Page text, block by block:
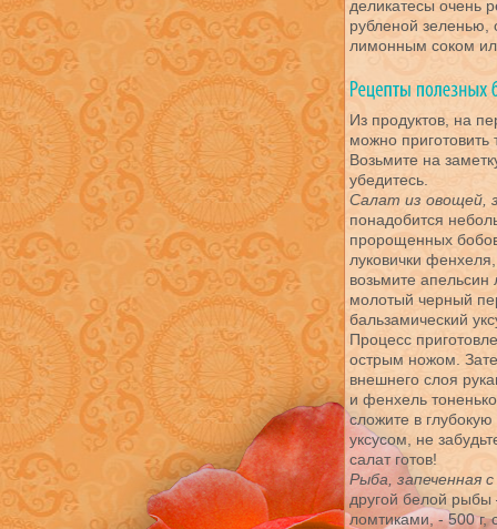
деликатесы очень
рубленой зеленью,
лимонным соком
Из продуктов, на
можно приготовить
Возьмите на
убедитесь.
Салат из овощей,
понадобится
пророщенных
луковички
возьмите апельсин
молотый черный
бальзамический
Процесс
острым ножом.
внешнего слоя
и фенхель
сложите в глубокую
уксусом, не
салат готов!
Рыба, запеченная
другой белой рыбы
ломтиками, - 500 г,